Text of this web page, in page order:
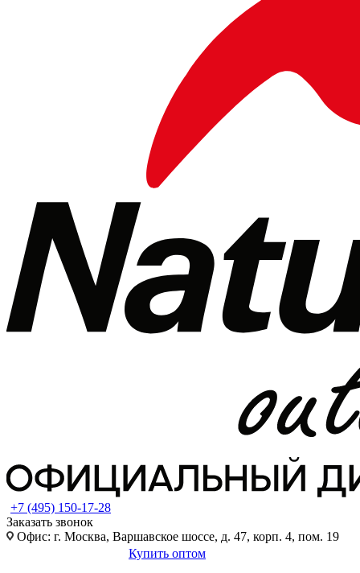
+7 (495) 150-17-28
Заказать звонок
Офис: г. Москва, Варшавское шоссе, д. 47, корп. 4, пом. 19
Купить оптом